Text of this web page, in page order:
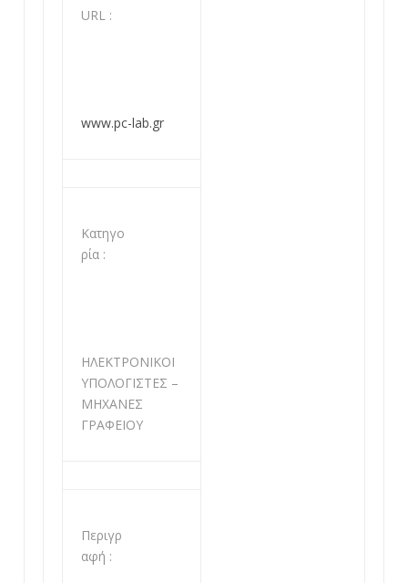
URL :
www.pc-lab.gr
Κατηγο
ρία :
ΗΛΕΚΤΡΟΝΙΚΟΙ
ΥΠΟΛΟΓΙΣΤΕΣ –
ΜΗΧΑΝΕΣ
ΓΡΑΦΕΙΟΥ
Περιγρ
αφή :